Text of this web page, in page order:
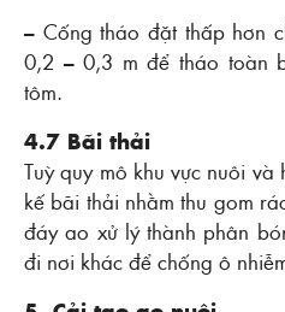
– Cống tháo đặt thấp hơn
0,2 – 0,3 m để tháo toàn
tôm.
4.7 Bãi thải
Tuỳ quy mô khu vực nuôi và
kế bãi thải nhằm thu gom
đáy ao xử lý thành phân
đi nơi khác để chống ô